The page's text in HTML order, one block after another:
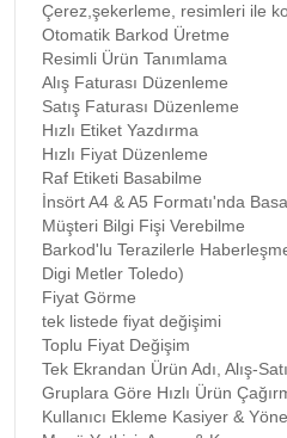
Çerez,şekerleme, resimleri ile
Otomatik Barkod Üretme
Resimli Ürün Tanımlama
Alış Faturası Düzenleme
Satış Faturası Düzenleme
Hızlı Etiket Yazdırma
Hızlı Fiyat Düzenleme
Raf Etiketi Basabilme
İnsört A4 & A5 Formatı'nda
Müşteri Bilgi Fişi Verebilme
Barkod'lu Terazilerle
Digi Metler Toledo)
Fiyat Görme
tek listede fiyat değişimi
Toplu Fiyat Değişim
Tek Ekrandan Ürün Adı, Alış-
Gruplara Göre Hızlı Ürün
Kullanıcı Ekleme Kasiyer &